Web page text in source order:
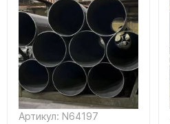
Артикул: N64197